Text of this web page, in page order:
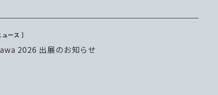
ュース ］
2026 出展のお知らせ